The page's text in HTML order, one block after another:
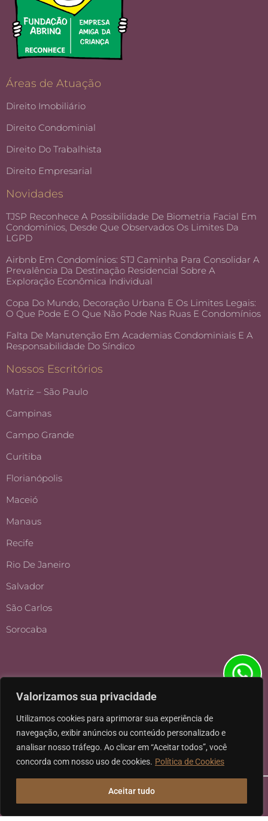
Valorizamos sua privacidade
Utilizamos cookies para aprimorar sua experiência de
navegação, exibir anúncios ou conteúdo personalizado e
analisar nosso tráfego. Ao clicar em “Aceitar todos”, você
concorda com nosso uso de cookies. Política de Cookies
Aceitar tudo
Áreas de Atuação
Direito Imobiliário
Direito Condominial
Direito Do Trabalhista
Direito Empresarial
Novidades
TJSP Reconhece A Possibilidade De Biometria Facial Em
Condomínios, Desde Que Observados Os Limites Da
LGPD
Airbnb Em Condomínios: STJ Caminha Para Consolidar A
Prevalência Da Destinação Residencial Sobre A
Exploração Econômica Individual
Copa Do Mundo, Decoração Urbana E Os Limites Legais:
O Que Pode E O Que Não Pode Nas Ruas E Condomínios
Falta De Manutenção Em Academias Condominiais E A
Responsabilidade Do Síndico
Nossos Escritórios
Matriz – São Paulo
Campinas
Campo Grande
Curitiba
Florianópolis
Maceió
Manaus
Recife
Rio De Janeiro
Salvador
São Carlos
Sorocaba